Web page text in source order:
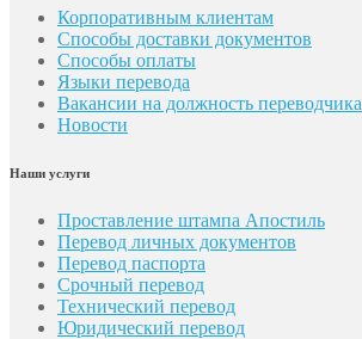
Корпоративным клиентам
Способы доставки документов
Способы оплаты
Языки перевода
Вакансии на должность переводчика
Новости
Наши услуги
Проставление штампа Апостиль
Перевод личных документов
Перевод паспорта
Срочный перевод
Технический перевод
Юридический перевод